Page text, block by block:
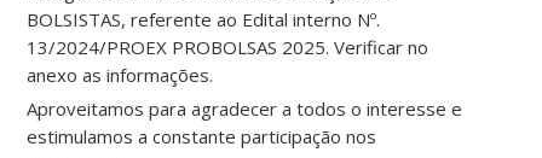
BOLSISTAS, referente ao Edital interno Nº.
13/2024/PROEX PROBOLSAS 2025. Verificar no
anexo as informações.
Aproveitamos para agradecer a todos o interesse e
estimulamos a constante participação nos